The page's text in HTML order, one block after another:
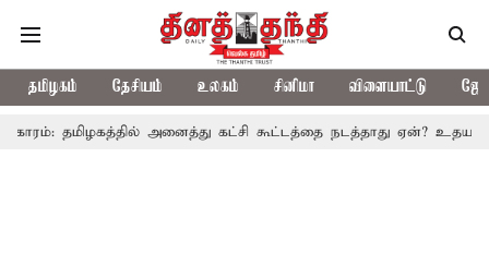
தமிழகம் தேசியம் உலகம் சினிமா விளையாட்டு
அனைத்து கட்சி கூட்டத்தை நடத்தாது ஏன்? உதயநிதி ஸ்டாலின்